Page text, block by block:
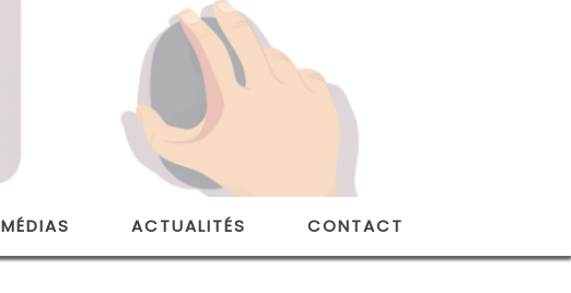
MÉDIAS ACTUALITÉS CONTACT